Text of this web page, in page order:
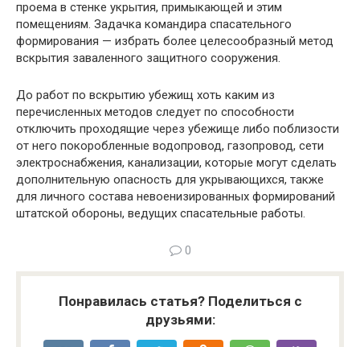
проема в стенке укрытия, примыкающей и этим
помещениям. Задачка командира спасательного
формирования — избрать более целесообразный метод
вскрытия заваленного защитного сооружения.
До работ по вскрытию убежищ хоть каким из
перечисленных методов следует по способности
отключить проходящие через убежище либо поблизости
от него покоробленные водопровод, газопровод, сети
электроснабжения, канализации, которые могут сделать
дополнительную опасность для укрывающихся, также
для личного состава невоенизированных формирований
штатской обороны, ведущих спасательные работы.
0
Понравилась статья? Поделиться с
друзьями: